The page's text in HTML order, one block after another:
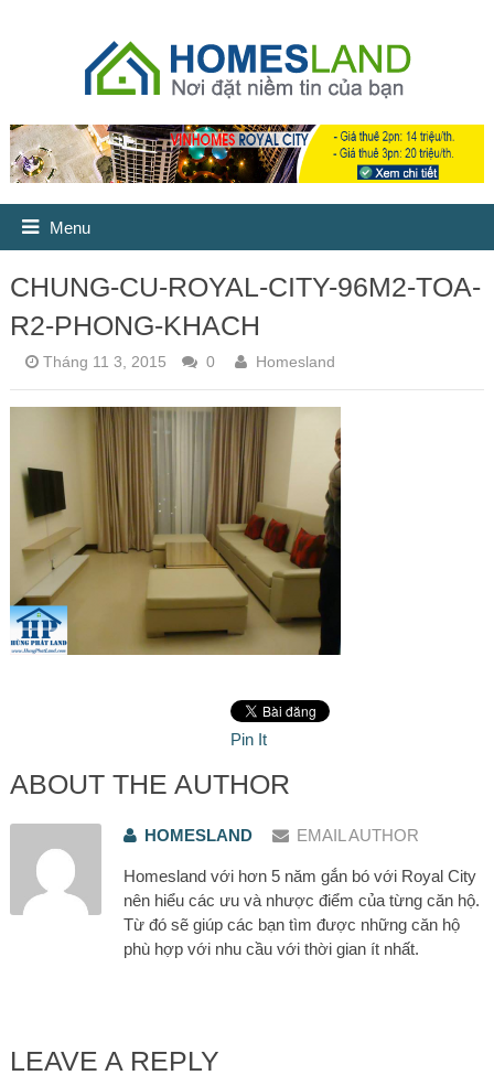
Menu
CHUNG-CU-ROYAL-CITY-96M2-TOA-
R2-PHONG-KHACH
Tháng 11 3, 2015 0 Homesland
Pin It
ABOUT THE AUTHOR
HOMESLAND EMAIL AUTHOR
Homesland với hơn 5 năm gắn bó với Royal City
nên hiểu các ưu và nhược điểm của từng căn hộ.
Từ đó sẽ giúp các bạn tìm được những căn hộ
phù hợp với nhu cầu với thời gian ít nhất.
LEAVE A REPLY